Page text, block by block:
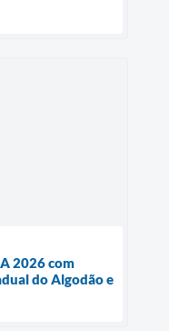
2026 com
do Algodão e